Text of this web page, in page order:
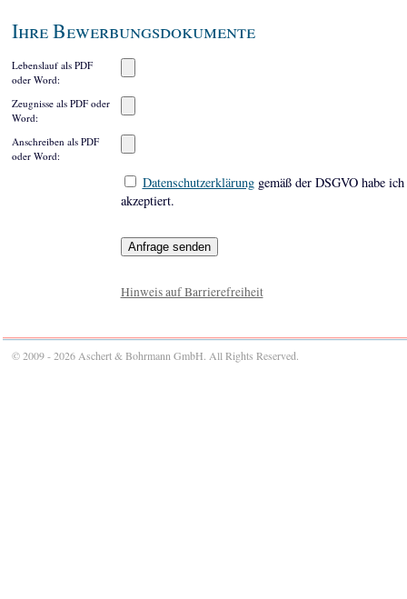
Ihre Bewerbungsdokumente
Lebenslauf als PDF
oder Word:
Zeugnisse als PDF oder
Word:
Anschreiben als PDF
oder Word:
Datenschutzerklärunggemäß der DSGVO habe ich
akzeptiert.
Hinweis auf Barrierefreiheit
© 2009 - 2026 Aschert & Bohrmann GmbH. All Rights Reserved.